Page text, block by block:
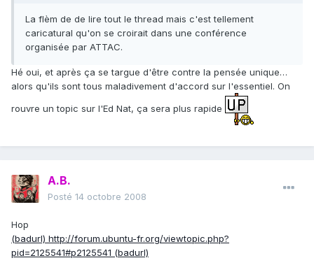
La flèm de de lire tout le thread mais c'est tellement
caricatural qu'on se croirait dans une conférence
organisée par ATTAC.
Hé oui, et après ça se targue d'être contre la pensée unique…
alors qu'ils sont tous maladivement d'accord sur l'essentiel. On
rouvre un topic sur l'Ed Nat, ça sera plus rapide
A.B.
Posté 14 octobre 2008
Hop
(badurl) http://forum.ubuntu-fr.org/viewtopic.php?
pid=2125541#p2125541 (badurl)